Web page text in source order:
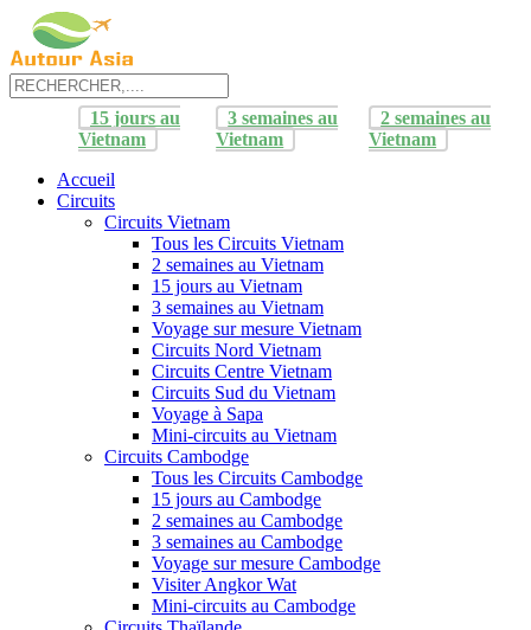
15 jours au
Vietnam
3 semaines au
Vietnam
2 semaines au
Vietnam
Accueil
Circuits
Circuits Vietnam
Tous les Circuits Vietnam
2 semaines au Vietnam
15 jours au Vietnam
3 semaines au Vietnam
Voyage sur mesure Vietnam
Circuits Nord Vietnam
Circuits Centre Vietnam
Circuits Sud du Vietnam
Voyage à Sapa
Mini-circuits au Vietnam
Circuits Cambodge
Tous les Circuits Cambodge
15 jours au Cambodge
2 semaines au Cambodge
3 semaines au Cambodge
Voyage sur mesure Cambodge
Visiter Angkor Wat
Mini-circuits au Cambodge